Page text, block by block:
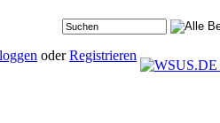
oderRegistrieren